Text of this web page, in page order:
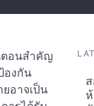
ตอนสำคัญ
องกัน
อาจเป็น